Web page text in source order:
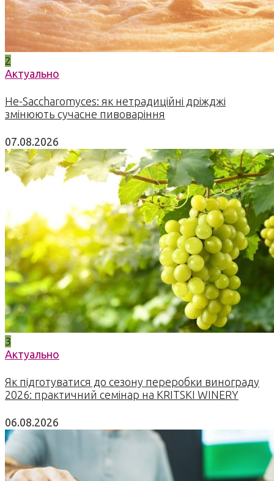
2
Актуально
Не-Saccharomyces: як нетрадиційні дріжджі
змінюють сучасне пивоваріння
07.08.2026
3
Актуально
Як підготуватися до сезону переробки винограду
2026: практичний семінар на KRITSKI WINERY
06.08.2026